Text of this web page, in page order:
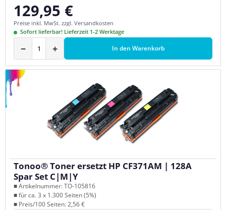
Regulärer Preis:
129,95 €
Preise inkl. MwSt. zzgl. Versandkosten
Sofort lieferbar! Lieferzeit 1-2 Werktage
− + In den Warenkorb
Tonoo® Toner ersetzt HP CF371AM | 128A
Spar Set C|M|Y
■ Artikelnummer: TO-105816
■ für ca. 3 x 1.300 Seiten (5%)
■ Preis/100 Seiten: 2,56 €